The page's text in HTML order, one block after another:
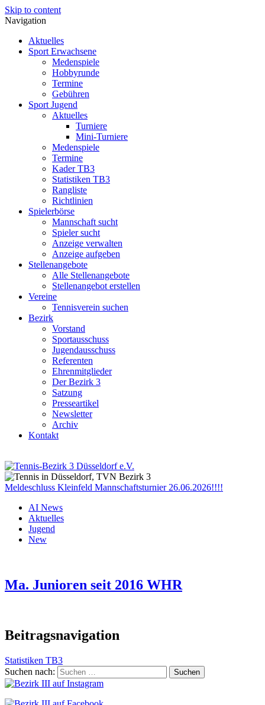
Skip to content
Navigation
Aktuelles
Sport Erwachsene
Medenspiele
Hobbyrunde
Termine
Gebühren
Sport Jugend
Aktuelles
Turniere
Mini-Turniere
Medenspiele
Termine
Kader TB3
Statistiken TB3
Rangliste
Richtlinien
Spielerbörse
Mannschaft sucht
Spieler sucht
Anzeige verwalten
Anzeige aufgeben
Stellenangebote
Alle Stellenangebote
Stellenangebot erstellen
Vereine
Tennisverein suchen
Bezirk
Vorstand
Sportausschuss
Jugendausschuss
Referenten
Ehrenmitglieder
Der Bezirk 3
Satzung
Presseartikel
Newsletter
Archiv
Kontakt
Meldeschluss Kleinfeld Mannschaftsturnier 26.06.2026!!!!
AI News
Aktuelles
Jugend
New
Ma. Junioren seit 2016 WHR
Beitragsnavigation
Statistiken TB3
Suchen nach: